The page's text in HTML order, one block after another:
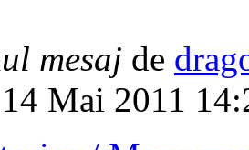
mesaj de
Mai 2011